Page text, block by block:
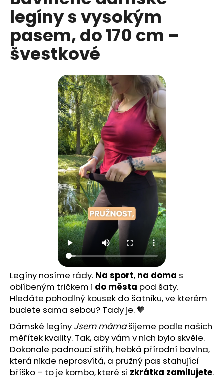
0,0
5
hvězdiček.
legíny s vysokým
pasem, do 170 cm –
švestkové
Legíny nosíme rády. Na sport, na doma s
oblíbeným tričkem i do města pod šaty.
Hledáte pohodlný kousek do šatníku, ve kterém
budete sama sebou? Tady je. 🧡
Dámské legíny Jsem mámašijeme podle našich
měřítek kvality. Tak, aby vám v nich bylo skvěle.
Dokonale padnoucí střih, hebká přírodní bavlna,
která nikde neprosvítá, a pružný pas stahující
bříško – to je kombo, které si zkrátka zamilujete.
u
j
e
m
e